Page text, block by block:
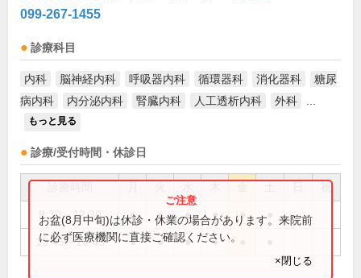
099-267-1455
診療科目
内科 脳神経内科 呼吸器内科 循環器科 消化器科
糖尿
病内科
内分泌内科 腎臓内科 人工透析内科 外科
もっと見る
診療/受付時間・休診日
祝
8:30～12:30 ● ● ● ● ●
13:45～16:45 ● ● ● ●
お盆(8月中旬)は休診・休業の場合があります。来院前
に必ず医療機関に直接ご確認ください。
×閉じる